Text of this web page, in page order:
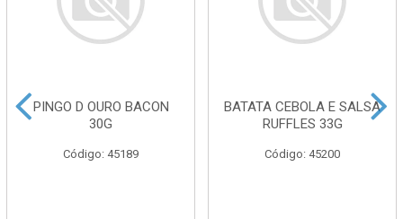
PINGO D OURO BACON
30G
Código: 45189
BATATA CEBOLA E SALSA
RUFFLES 33G
Código: 45200